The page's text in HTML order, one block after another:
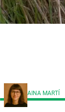
AINA MARTÍ